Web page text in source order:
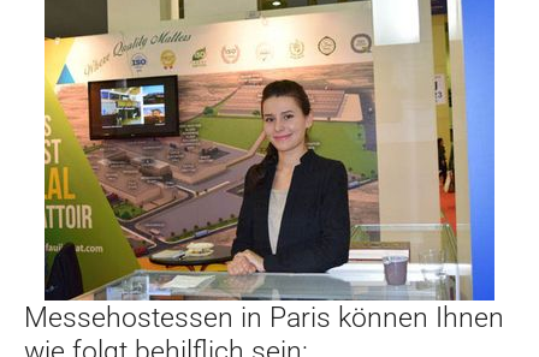
Messehostessen in Paris können Ihnen